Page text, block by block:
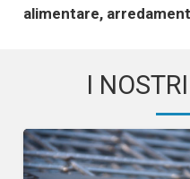
alimentare,
I